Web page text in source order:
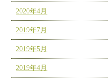
2020年4月
2019年7月
2019年5月
2019年4月